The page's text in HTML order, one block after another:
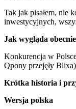
Tak jak pisałem, nie
inwestycyjnych,
Jak wygląda
Konkurencja w
Qpony przejęły
Krótka historia i
Wersja polska